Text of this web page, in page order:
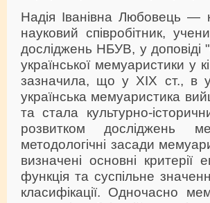
Надія Іванівна Любовець —
науковий співробітник,
досліджень НБУВ, у доповіді
української мемуаристики у
зазначила, що у ХІХ ст., в
українська мемуаристика
та стала культурно-
розвитком досліджень
методологічні засади
визначені основні критерії
функція та суспільне
класифікації. Одночасно